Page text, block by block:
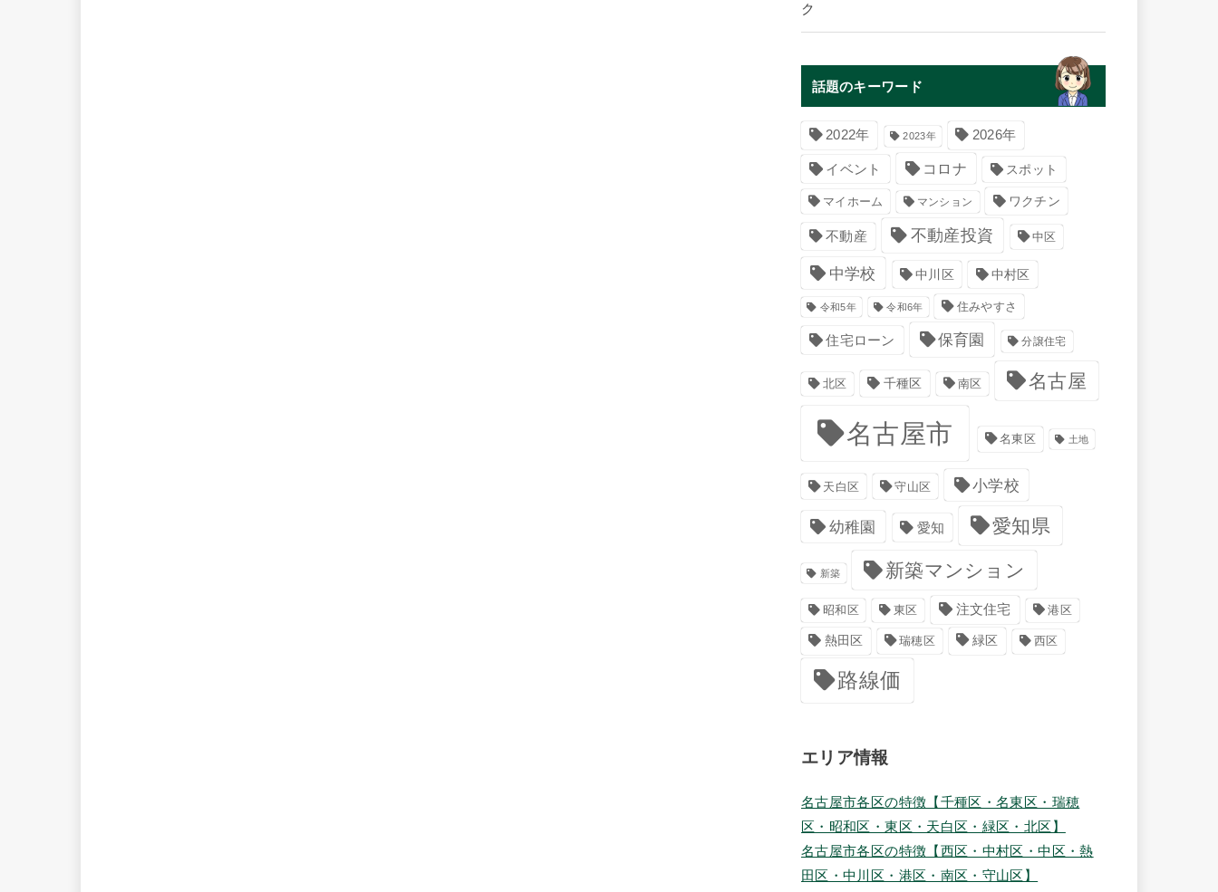
ク
話題のキーワード
2022年 2023年 2026年
イベント コロナ スポット
マイホーム マンション ワクチン
不動産 不動産投資 中区
中学校 中川区 中村区
令和5年 令和6年 住みやすさ
住宅ローン 保育園 分譲住宅
北区 千種区 南区 名古屋
名古屋市 名東区 土地
天白区 守山区 小学校
幼稚園 愛知 愛知県
新築 新築マンション
昭和区 東区 注文住宅 港区
熱田区 瑞穂区 緑区 西区
路線価
エリア情報
名古屋市各区の特徴【千種区・名東区・瑞穂
区・昭和区・東区・天白区・緑区・北区】
名古屋市各区の特徴【西区・中村区・中区・熱
田区・中川区・港区・南区・守山区】